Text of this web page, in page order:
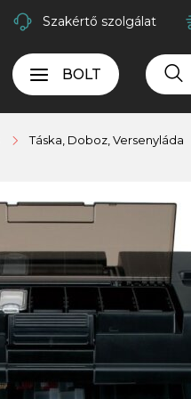
Szakértő szolgálat
BOLT
Táska, Doboz, Versenyláda